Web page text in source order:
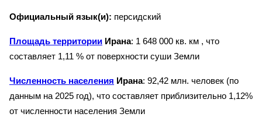
Официальный язык(и): персидский
Площадь территории Ирана: 1 648 000 кв. км , что
составляет 1,11 % от поверхности суши Земли
Численность населения Ирана: 92,42 млн. человек (по
данным на 2025 год), что составляет приблизительно 1,12%
от численности населения Земли